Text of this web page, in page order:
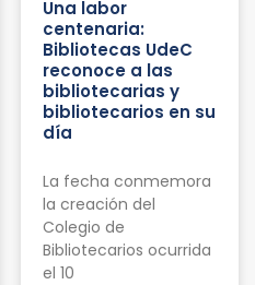
Una labor
centenaria:
Bibliotecas UdeC
reconoce a las
bibliotecarias y
bibliotecarios en su
día
La fecha conmemora
la creación del
Colegio de
Bibliotecarios ocurrida
el 10